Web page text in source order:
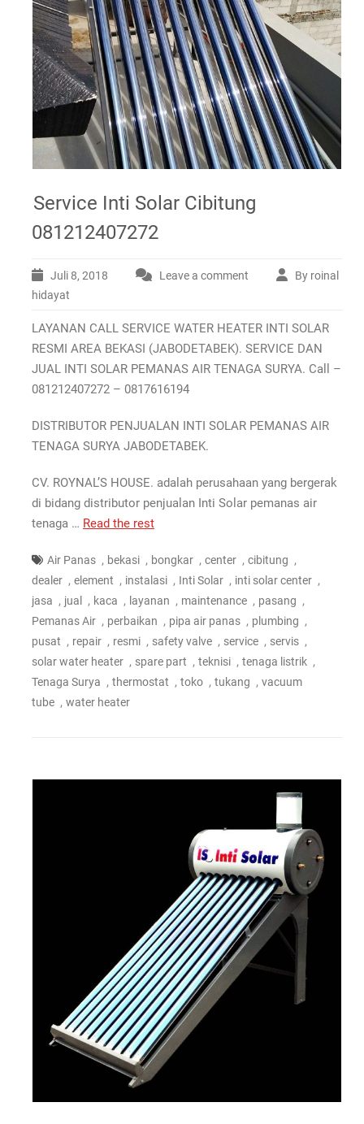
Service Inti Solar Cibitung
081212407272
Juli 8, 2018 Leave a comment
By roinal
hidayat
LAYANAN CALL SERVICE WATER HEATER INTI SOLAR
RESMI AREA BEKASI (JABODETABEK). SERVICE DAN
JUAL INTI SOLAR PEMANAS AIR TENAGA SURYA. Call –
081212407272 – 0817616194
DISTRIBUTOR PENJUALAN INTI SOLAR PEMANAS AIR
TENAGA SURYA JABODETABEK.
CV. ROYNAL’S HOUSE. adalah perusahaan yang bergerak
di bidang distributor penjualan Inti Solar pemanas air
tenaga … Read the rest
Air Panas , bekasi , bongkar , center , cibitung ,
dealer , element , instalasi , Inti Solar , inti solar center ,
jasa , jual , kaca , layanan , maintenance , pasang ,
Pemanas Air , perbaikan , pipa air panas , plumbing ,
pusat , repair , resmi , safety valve , service , servis ,
solar water heater , spare part , teknisi , tenaga listrik ,
Tenaga Surya , thermostat , toko , tukang , vacuum
tube , water heater